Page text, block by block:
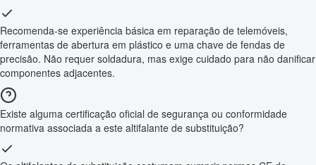
Recomenda-se experiência básica em reparação de telemóveis,
ferramentas de abertura em plástico e uma chave de fendas de
precisão. Não requer soldadura, mas exige cuidado para não danificar
componentes adjacentes.
Existe alguma certificação oficial de segurança ou conformidade
normativa associada a este altifalante de substituição?